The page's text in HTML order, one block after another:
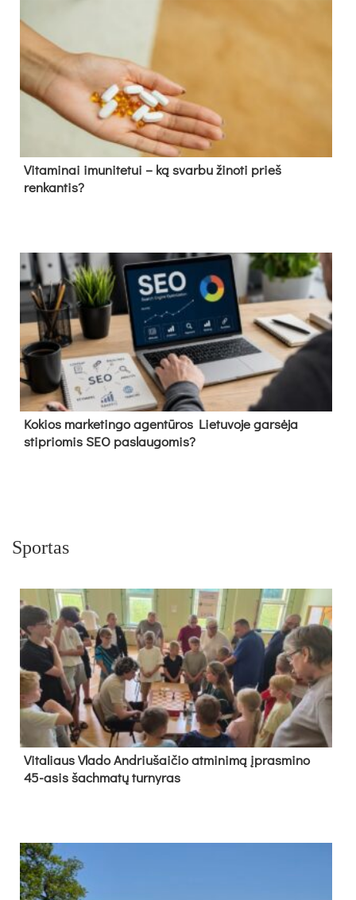
Vitaminai imunitetui – ką svarbu žinoti prieš
renkantis?
Kokios marketingo agentūros Lietuvoje garsėja
stipriomis SEO paslaugomis?
Sportas
Vi­ta­liaus Vla­do And­riu­šai­čio at­mi­ni­mą įpras­mi­no
45-asis šach­ma­tų tur­ny­ras